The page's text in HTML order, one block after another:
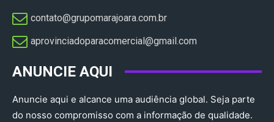
contato@grupomarajoara.com.br
aprovinciadoparacomercial@gmail.com​
ANUNCIE AQUI
Anuncie aqui e alcance uma audiência global. Seja parte
do nosso compromisso com a informação de qualidade.